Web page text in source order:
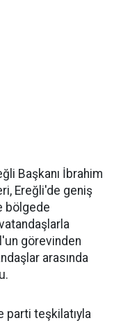
Başkanı İbrahim
Ereğli'de geniş
bölgede
görevinden
arasında
parti teşkilatıyla